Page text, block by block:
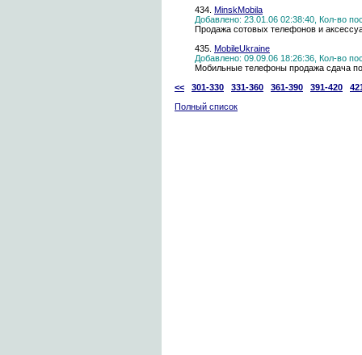
434. MinskMobila
Добавлено: 23.01.06 02:38:40, Кол-во
Продажа сотовых телефонов и
435. MobileUkraine
Добавлено: 09.09.06 18:26:36, Кол-во
Мобильные телефоны продажа сдача
<<
301-330 331-360 361-390 391-420
Полный список